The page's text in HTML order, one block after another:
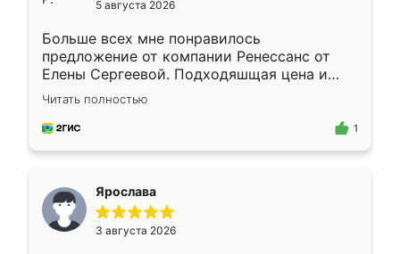
5 августа 2026
Больше всех мне понравилось
предложение от компании Ренессанс от
Елены Сергеевой. Подходяшщая цена и
короткие сроки изготовления. Приехавший
для замера сотрудник Владислав
предложил по моему эскизу самый
Читать полностью
1
Ярослава
3 августа 2026